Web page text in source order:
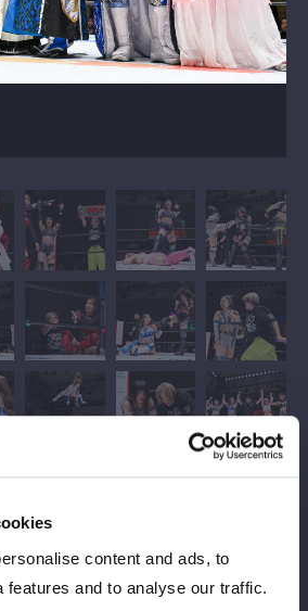
content and ads, to
features and to analyse our traffic.